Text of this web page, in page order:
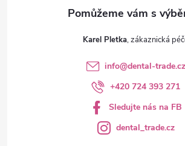
Karel Pletka
info@dental-trade.cz
+420 724 393 271
Sledujte nás na FB
dental_trade.cz